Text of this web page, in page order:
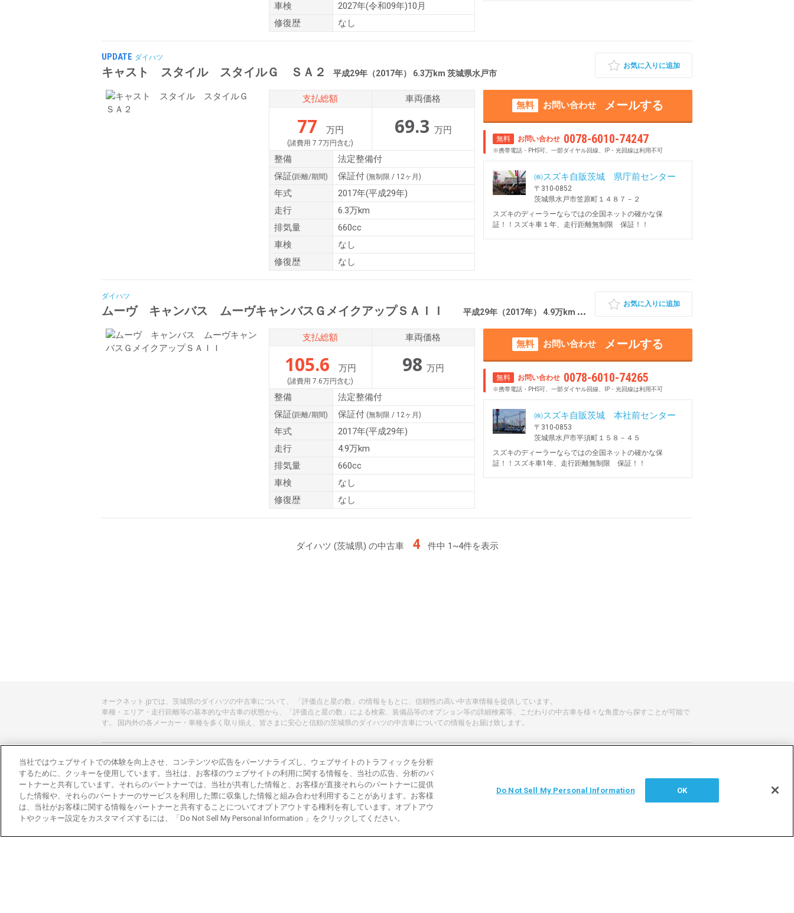
車検
2027年(令和09年)10月
修復歴
なし
UPDATE ダイハツ
キャスト スタイル スタイルＧ ＳＡ２ 平成29年（2017年） 6.3万km 茨城県水戸市
お気に入りに追加
支払総額
77 万円
(諸費用 7.7万円含む)
車両価格
69.3 万円
整備
法定整備付
保証(距離/期間) 保証付(無制限 / 12ヶ月)
年式
2017年(平成29年)
走行
6.3万km
排気量
660cc
車検
なし
修復歴
なし
無料 お問い合わせ メールする
無料 お問い合わせ 0078-6010-74247
※携帯電話・PHS可、一部ダイヤル回線、IP・光回線は利用不可
㈱スズキ自販茨城 県庁前センター
〒310-0852
茨城県水戸市笠原町１４８７－２
スズキのディーラーならではの全国ネットの確かな保
証！！スズキ車１年、走行距離無制限 保証！！
ダイハツ
ムーヴ キャンバス ムーヴキャンバスＧメイクアップＳＡＩＩ 平成29年（2017年） 4.9万km 茨城県水戸市
お気に入りに追加
支払総額
105.6 万円
(諸費用 7.6万円含む)
車両価格
98 万円
整備
法定整備付
保証(距離/期間) 保証付(無制限 / 12ヶ月)
年式
2017年(平成29年)
走行
4.9万km
排気量
660cc
車検
なし
修復歴
なし
無料 お問い合わせ メールする
無料 お問い合わせ 0078-6010-74265
※携帯電話・PHS可、一部ダイヤル回線、IP・光回線は利用不可
㈱スズキ自販茨城 本社前センター
〒310-0853
茨城県水戸市平須町１５８－４５
スズキのディーラーならではの全国ネットの確かな保
証！！スズキ車1年、走行距離無制限 保証！！
ダイハツ (茨城県) の中古車 4 件中 1~4件を表示
オークネット.jpでは、茨城県のダイハツの中古車について、 「評価点と星の数」の情報をもとに、信頼性の高い中古車情報を提供しています。
車種・エリア・走行距離等の基本的な中古車の状態から、「評価点と星の数」による検索、装備品等のオプション等の詳細検索等、こだわりの中古車を様々な角度から探すことが可能で
す。 国内外の各メーカー・車種を多く取り揃え、皆さまに安心と信頼の茨城県のダイハツの中古車についての情報をお届け致します。
あんしんのクルマ選びはオークネット.jp
オークネット.jpとは？ よくある質問 中古車用語説明
会社概要 利用規約 プライバシーポリシー 利用者情報の外部送信について
当社ではウェブサイトでの体験を向上させ、コンテンツや広告をパーソナライズし、ウェブサイトのトラフィックを分析
するために、クッキーを使用しています。当社は、お客様のウェブサイトの利用に関する情報を、当社の広告、分析のパ
ートナーと共有しています。それらのパートナーでは、当社が共有した情報と、お客様が直接それらのパートナーに提供
した情報や、それらのパートナーのサービスを利用した際に収集した情報と組み合わせ利用することがあります。お客様
は、当社がお客様に関する情報をパートナーと共有することについてオプトアウトする権利を有しています。オプトアウ
トやクッキー設定をカスタマイズするには、「Do Not Sell My Personal Information 」をクリックしてください。
Do Not Sell My Personal Information OK